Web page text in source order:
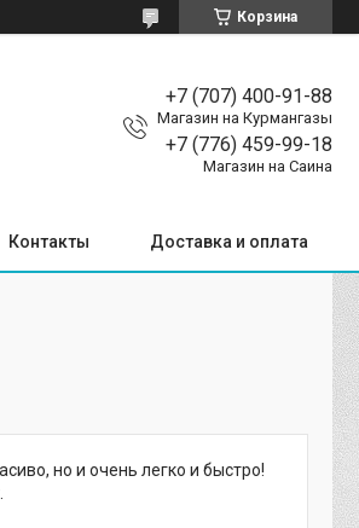
Корзина
+7 (707) 400-91-88
Магазин на Курмангазы
+7 (776) 459-99-18
Магазин на Саина
Контакты Доставка и оплата
но и очень легко и быстро!